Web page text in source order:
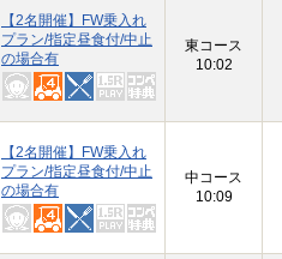
【2名開催】FW乗入れ
プラン/指定昼食付/中止
の場合有
東コース
10:02
【2名開催】FW乗入れ
プラン/指定昼食付/中止
の場合有
中コース
10:09